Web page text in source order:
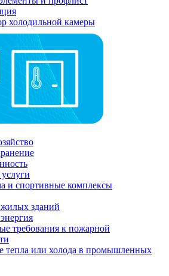
холодильной камеры
и спортивные комплексы
зданий
требования к пожарной
тепла или холода в промышленных